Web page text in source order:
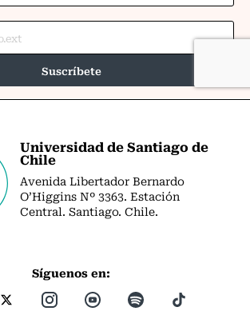
Universidad de Santiago de
Chile
Avenida Libertador Bernardo
O’Higgins Nº 3363. Estación
Central. Santiago. Chile.
Síguenos en: